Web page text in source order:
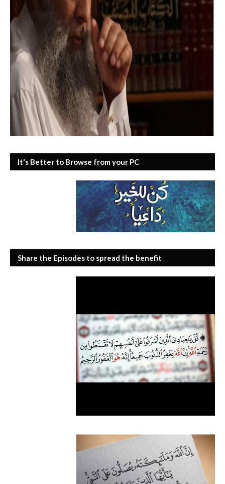
It's Better to Browse from your PC
Share the Episodes to spread the benefit